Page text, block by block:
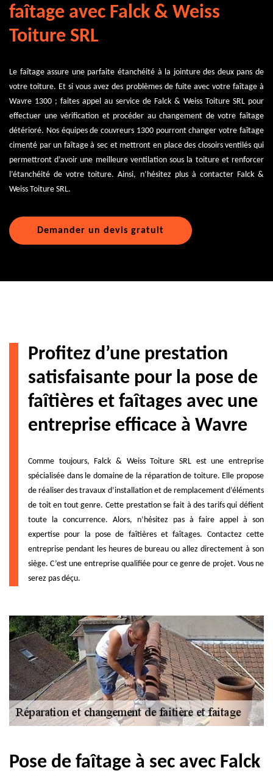
faîtage avec Falck & Weiss
Toiture SRL
Le faîtage assure une parfaite étanchéité à la jointure des deux pans de
votre toiture. Et si vous avez des problèmes de fuite avec votre faîtage à
Wavre 1300 ; faites appel au service de Falck & Weiss Toiture SRL pour
effectuer une vérification et procéder au changement de votre faîtage
détérioré. Nos équipes de couvreurs 1300 pourront changer votre faîtage
cimenté par un faîtage à sec et mettront en place des closoirs ventilés qui
permettront d’avoir une meilleure ventilation sous la toiture et renforcer
l’étanchéité de votre toiture. Ainsi, n’hésitez plus à contacter Falck &
Weiss Toiture SRL.
Demander un devis gratuit
Profitez d’une prestation
satisfaisante pour la pose de
faîtières et faîtages avec une
entreprise efficace à Wavre
Comme toujours, Falck & Weiss Toiture SRL est une entreprise
spécialisée dans le domaine de la réparation de toiture. Elle propose
de réaliser des travaux d’installation et de remplacement d’éléments
de toit en tout genre. Cette prestation se fait à des tarifs qui défient
toute la concurrence. Alors, n’hésitez pas à faire appel à son
expertise pour la pose de faîtières et faîtages. Contactez cette
entreprise pendant les heures de bureau ou allez directement à son
siège. C’est une entreprise qualifiée pour ce genre de projet. Vous ne
serez pas déçu.
Pose de faîtage à sec avec Falck